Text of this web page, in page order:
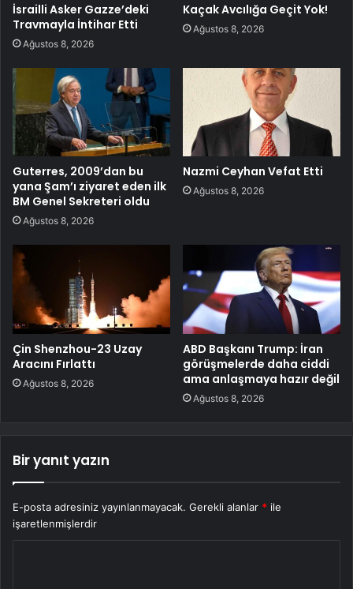
İsrailli Asker Gazze’deki
Travmayla İntihar Etti
Ağustos 8, 2026
Kaçak Avcılığa Geçit Yok!
Ağustos 8, 2026
Guterres, 2009’dan bu
yana Şam’ı ziyaret eden ilk
BM Genel Sekreteri oldu
Ağustos 8, 2026
Nazmi Ceyhan Vefat Etti
Ağustos 8, 2026
Çin Shenzhou-23 Uzay
Aracını Fırlattı
Ağustos 8, 2026
ABD Başkanı Trump: İran
görüşmelerde daha ciddi
ama anlaşmaya hazır değil
Ağustos 8, 2026
Bir yanıt yazın
E-posta adresiniz yayınlanmayacak. Gerekli alanlar * ile
işaretlenmişlerdir